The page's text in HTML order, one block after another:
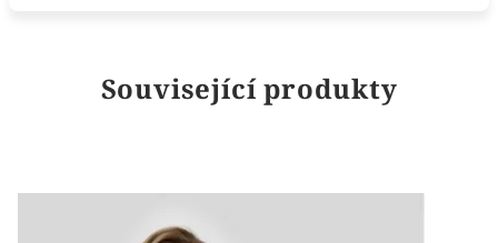
Související produkty